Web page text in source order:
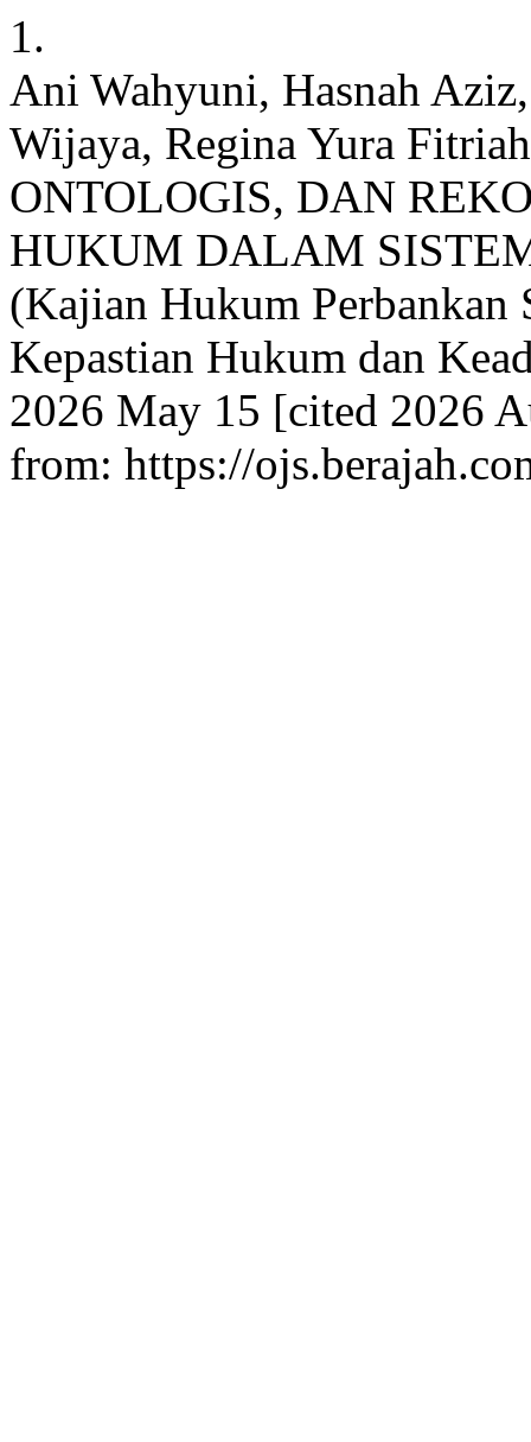
1.
Ani Wahyuni, Hasnah
Wijaya, Regina Yura
ONTOLOGIS, DAN
HUKUM DALAM
(Kajian Hukum Perbankan
Kepastian Hukum dan
2026 May 15 [cited 2026
from: https://